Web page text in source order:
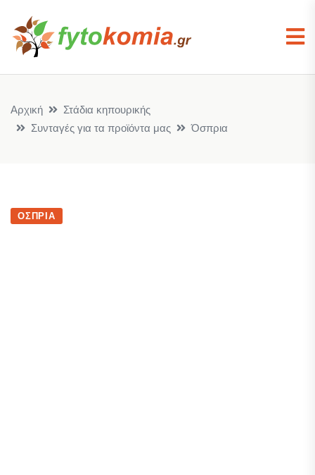
Αρχική
Στάδια κηπουρικής
Συνταγές για τα προϊόντα μας
Όσπρια
ΌΣΠΡΙΑ